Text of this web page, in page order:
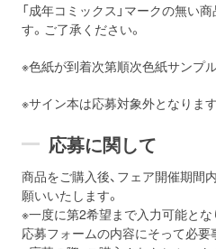
「成年コミックス」マークの無い
す。ご了承ください。
※色紙が到着次第順次色紙サンプ
※サイン本は応募対象外となります
応募に関して
商品をご購入後、フェア開催期間
願いいたします。
※一度に第2希望まで入力可能とな
応募フォームの内容にそって必要